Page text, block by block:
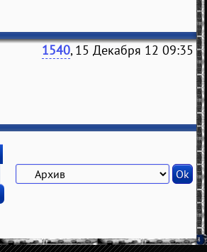
1540, 15 Декабря 12 09:35